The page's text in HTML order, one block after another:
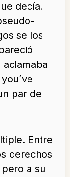
decía.
se los
aclamaba
par de
Entre
derechos
a su